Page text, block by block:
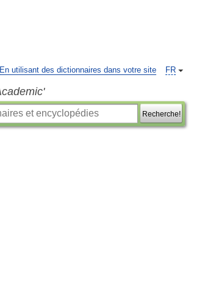
FR
En utilisant des dictionnaires dans votre site
Recherche!